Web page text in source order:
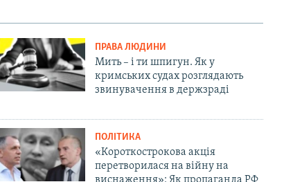
ПРАВА ЛЮДИНИ
Мить – і ти шпигун. Як у
кримських судах розглядають
звинувачення в держзраді
ПОЛІТИКА
«Короткострокова акція
перетворилася на війну на
виснаження»: Як пропаганда РФ